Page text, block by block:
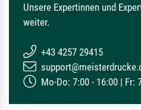
Unsere Expertinnen und
weiter.
+43 4257 29415
Mo-Do: 7:00 - 16:00 | Fr: